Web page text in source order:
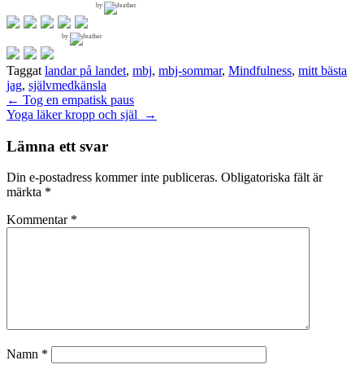
by
by
Taggat landar på landet, mbj, mbj-sommar, Mindfulness, mitt bästa
jag, självmedkänsla
Inläggsnavigering
← Tog en empatisk paus
Yoga läker kropp och själ
→
Lämna ett svar
Din e-postadress kommer inte publiceras. Obligatoriska fält är
märkta *
Kommentar *
Namn *